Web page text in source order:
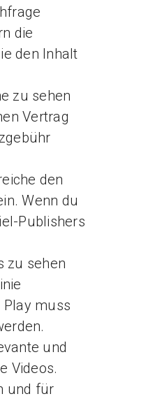
die
den Inhalt
zu sehen
Vertrag
den
Wenn du
Publishers
zu sehen
muss
und
Videos.
und für